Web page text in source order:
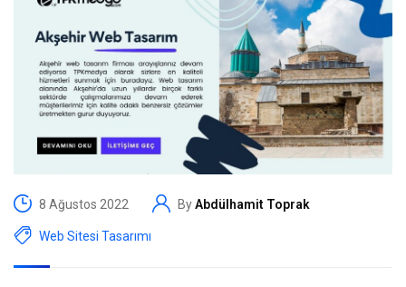
8 Ağustos 2022 ByAbdülhamit Toprak
Web Sitesi Tasarımı